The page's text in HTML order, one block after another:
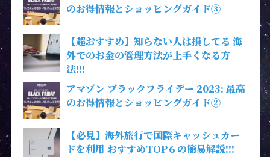
のお得情報とショッピングガイド③
【超おすすめ】知らない人は損してる 海
外でのお金の管理方法が上手くなる方
法!!!
アマゾン ブラックフライデー 2023: 最高
のお得情報とショッピングガイド②
【必見】海外旅行で国際キャッシュカー
ドを利用 おすすめTOP６の簡易解説!!!